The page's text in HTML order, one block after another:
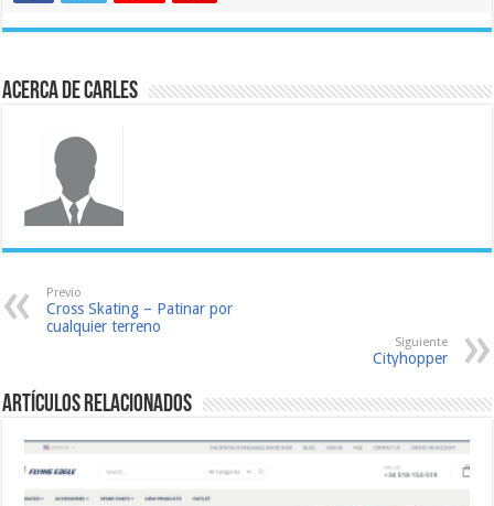
Acerca de Carles
Previo
Cross Skating – Patinar por
cualquier terreno
Siguiente
Cityhopper
Artículos relacionados